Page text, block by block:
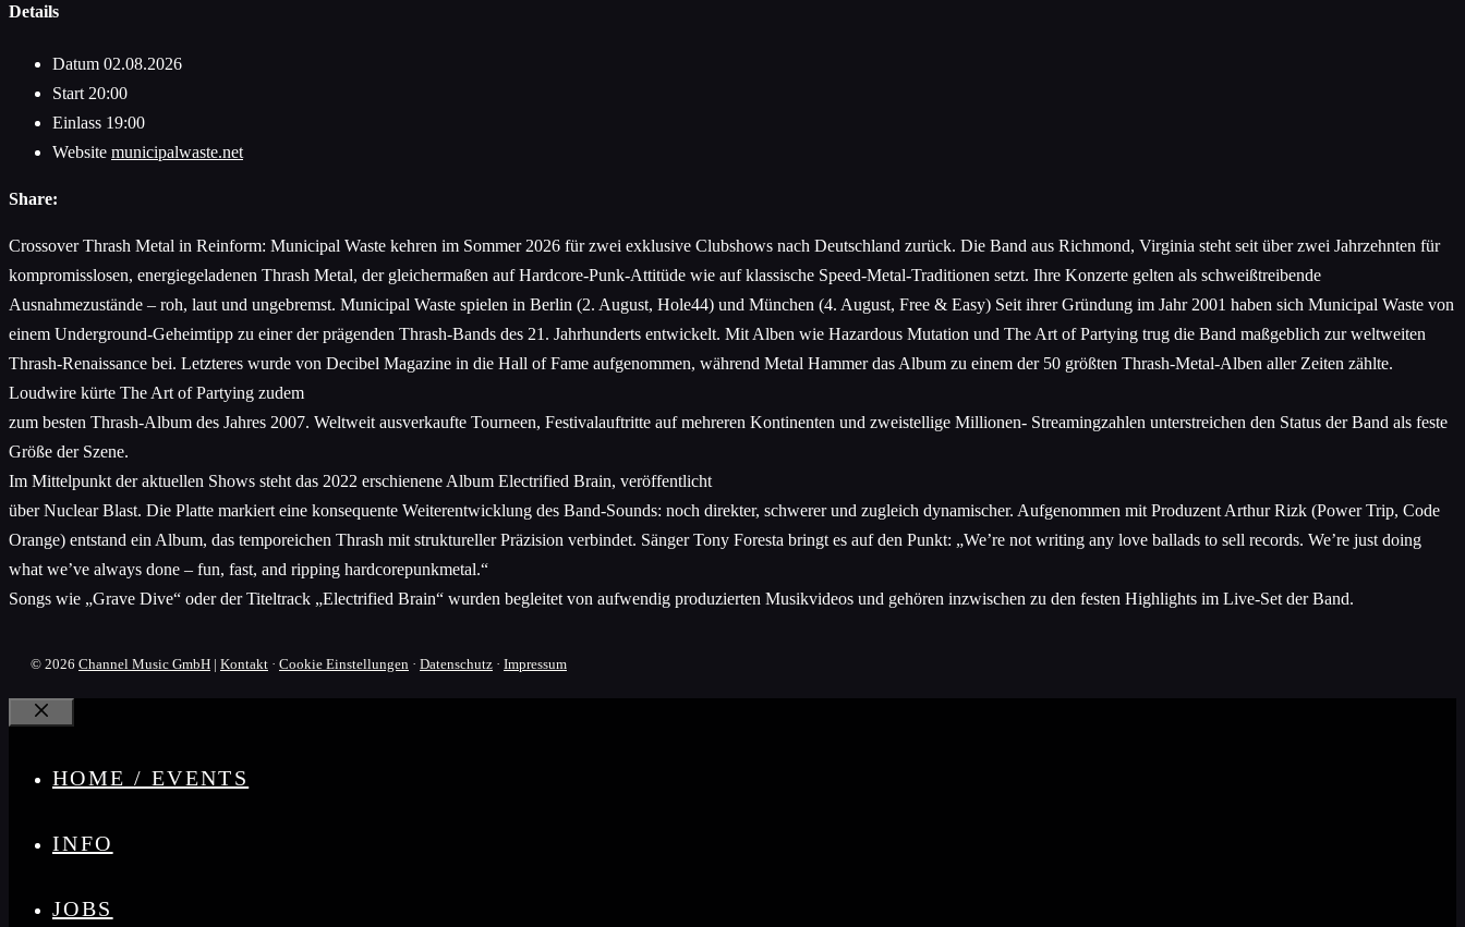
Details
Datum 02.08.2026
Start 20:00
Einlass 19:00
Website municipalwaste.net
Share:
Crossover Thrash Metal in Reinform: Municipal Waste kehren im Sommer 2026 für zwei exklusive Clubshows nach Deutschland zurück. Die Band aus Richmond, Virginia steht seit über zwei Jahrzehnten für
kompromisslosen, energiegeladenen Thrash Metal, der gleichermaßen auf Hardcore-Punk-Attitüde wie auf klassische Speed-Metal-Traditionen setzt. Ihre Konzerte gelten als schweißtreibende
Ausnahmezustände – roh, laut und ungebremst. Municipal Waste spielen in Berlin (2. August, Hole44) und München (4. August, Free & Easy) Seit ihrer Gründung im Jahr 2001 haben sich Municipal Waste von
einem Underground-Geheimtipp zu einer der prägenden Thrash-Bands des 21. Jahrhunderts entwickelt. Mit Alben wie Hazardous Mutation und The Art of Partying trug die Band maßgeblich zur weltweiten
Thrash-Renaissance bei. Letzteres wurde von Decibel Magazine in die Hall of Fame aufgenommen, während Metal Hammer das Album zu einem der 50 größten Thrash-Metal-Alben aller Zeiten zählte.
Loudwire kürte The Art of Partying zudem
zum besten Thrash-Album des Jahres 2007. Weltweit ausverkaufte Tourneen, Festivalauftritte auf mehreren Kontinenten und zweistellige Millionen- Streamingzahlen unterstreichen den Status der Band als feste
Größe der Szene.
Im Mittelpunkt der aktuellen Shows steht das 2022 erschienene Album Electrified Brain, veröffentlicht
über Nuclear Blast. Die Platte markiert eine konsequente Weiterentwicklung des Band-Sounds: noch direkter, schwerer und zugleich dynamischer. Aufgenommen mit Produzent Arthur Rizk (Power Trip, Code
Orange) entstand ein Album, das temporeichen Thrash mit struktureller Präzision verbindet. Sänger Tony Foresta bringt es auf den Punkt: „We’re not writing any love ballads to sell records. We’re just doing
what we’ve always done – fun, fast, and ripping hardcorepunkmetal.“
Songs wie „Grave Dive“ oder der Titeltrack „Electrified Brain“ wurden begleitet von aufwendig produzierten Musikvideos und gehören inzwischen zu den festen Highlights im Live-Set der Band.
© 2026 Channel Music GmbH | Kontakt · Cookie Einstellungen · Datenschutz · Impressum
Schließen
HOME / EVENTS
INFO
JOBS